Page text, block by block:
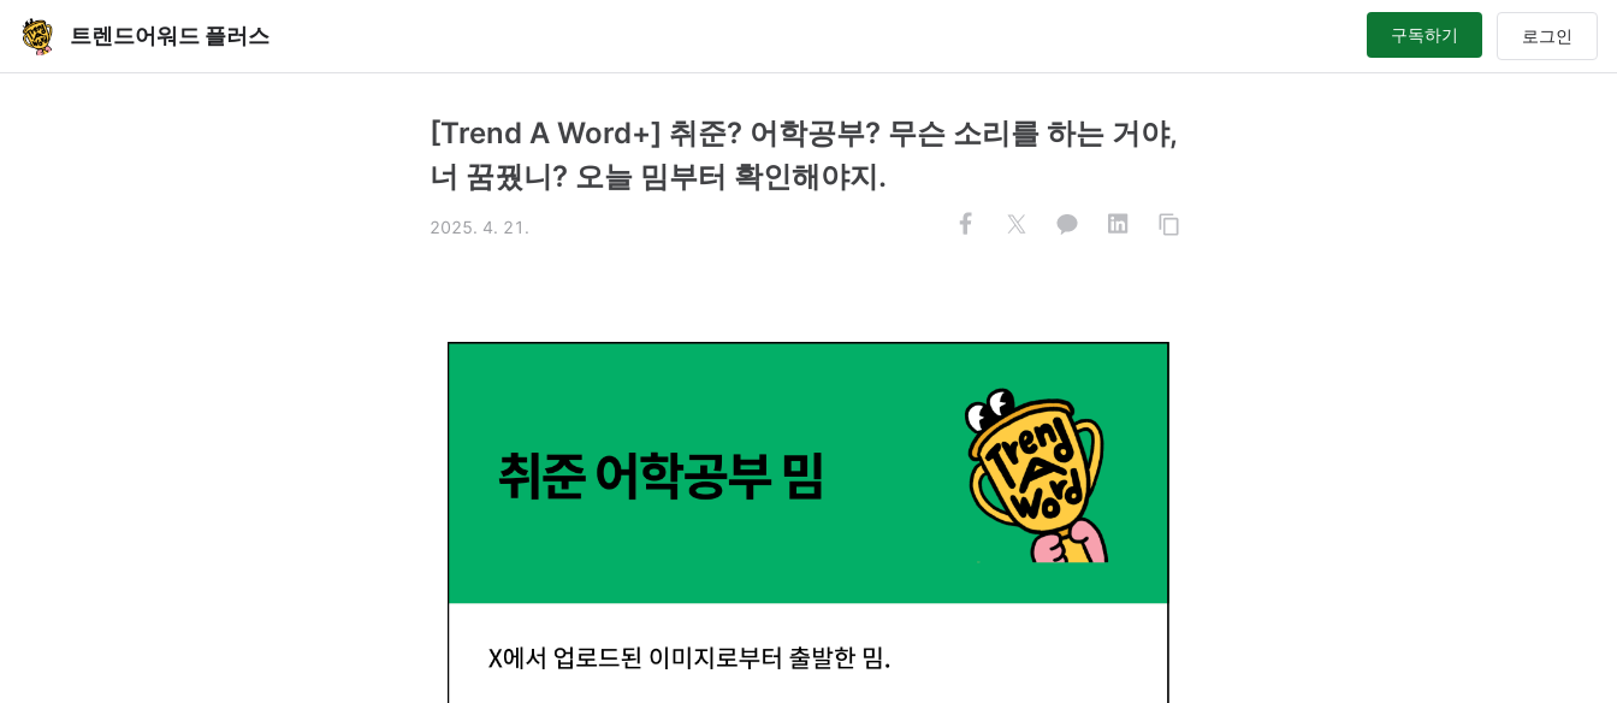
트렌드어워드 플러스 구독하기
[Trend A Word+] 취준? 어학공부? 무슨 소리를 하는 거야,
너 꿈꿨니? 오늘 밈부터 확인해야지.
2025. 4. 21.